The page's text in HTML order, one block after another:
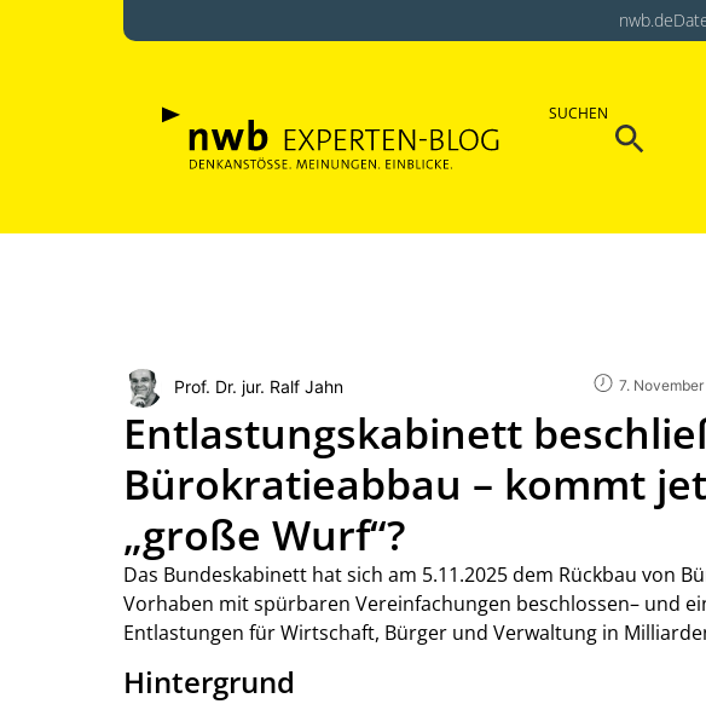
nwb.de
SUCHEN
Search
Prof. Dr. jur. Ralf Jahn 7.
Entlastungskabinett
Bürokratieabbau – kommt
„große Wurf“?
Das Bundeskabinett hat sich am 5.11.2025 dem Rückbau von
Vorhaben mit spürbaren Vereinfachungen beschlossen– und
Entlastungen für Wirtschaft, Bürger und Verwaltung in
Hintergrund